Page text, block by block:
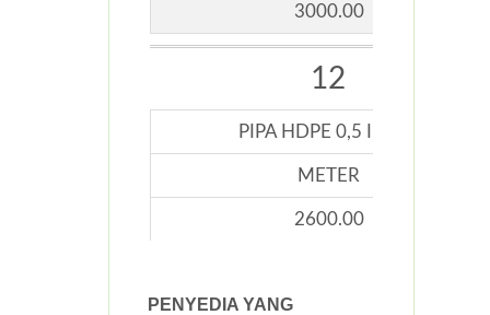
3000.00
12
PIPA HDPE 0,5 INCHI
METER
2600.00
PENYEDIA YANG